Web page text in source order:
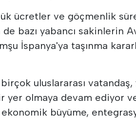
ücretler ve göçmenlik
bazı yabancı sakinlerin
İspanya'ya taşınma
uluslararası vatandaş,
yer olmaya devam ediyor
büyüme,